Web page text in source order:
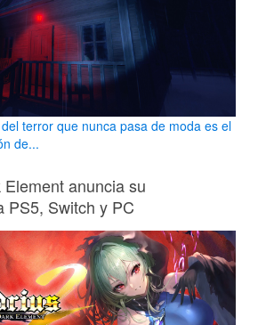
terror que nunca pasa de moda es el
de...
anuncia su
PS5, Switch y PC